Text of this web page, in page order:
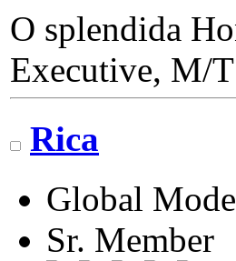
O splendida
Executive, M/T
Rica
Global
Sr. Member